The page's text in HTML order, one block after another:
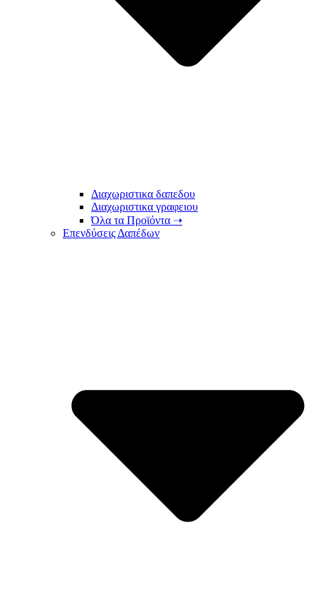
Διαχωριστικα δαπεδου
Διαχωριστικα γραφειου
Όλα τα Προϊόντα ➝
Επενδύσεις Δαπέδων